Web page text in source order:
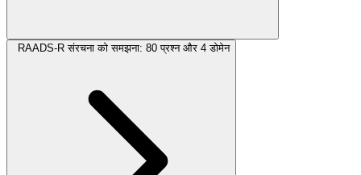
RAADS-R संरचना को समझना: 80 प्रश्न और 4 डोमेन